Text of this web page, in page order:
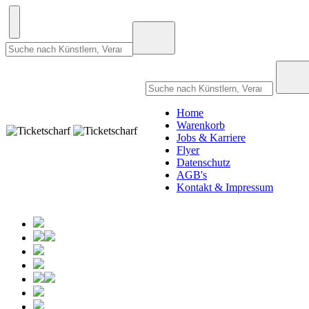
Home
Warenkorb
Jobs & Karriere
Flyer
Datenschutz
AGB's
Kontakt & Impressum